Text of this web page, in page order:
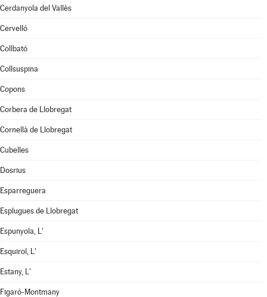
Cerdanyola del Vallès
Cervelló
Collbató
Collsuspina
Copons
Corbera de Llobregat
Cornellà de Llobregat
Cubelles
Dosrius
Esparreguera
Esplugues de Llobregat
Espunyola, L'
Esquirol, L'
Estany, L'
Figaró-Montmany